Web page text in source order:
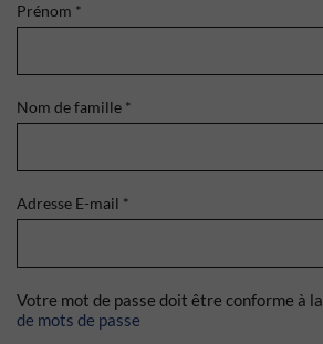
Prénom *
Nom de famille *
Adresse E-mail *
Votre mot de passe doit être conforme à la
de mots de passe